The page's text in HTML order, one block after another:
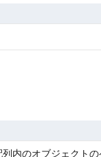
列内のオブジェクトの